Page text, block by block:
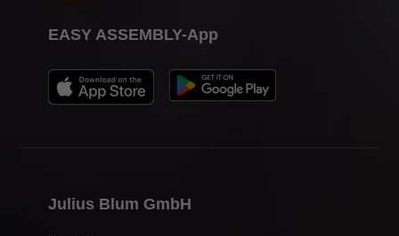
Julius Blum GmbH
EASY ASSEMBLY-App